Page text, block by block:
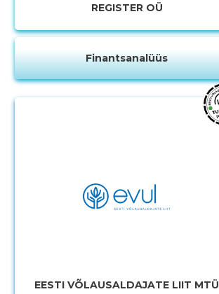
REGISTER OÜ
Finantsanalüüs
EESTI VÕLAUSALDAJATE LIIT MTÜ